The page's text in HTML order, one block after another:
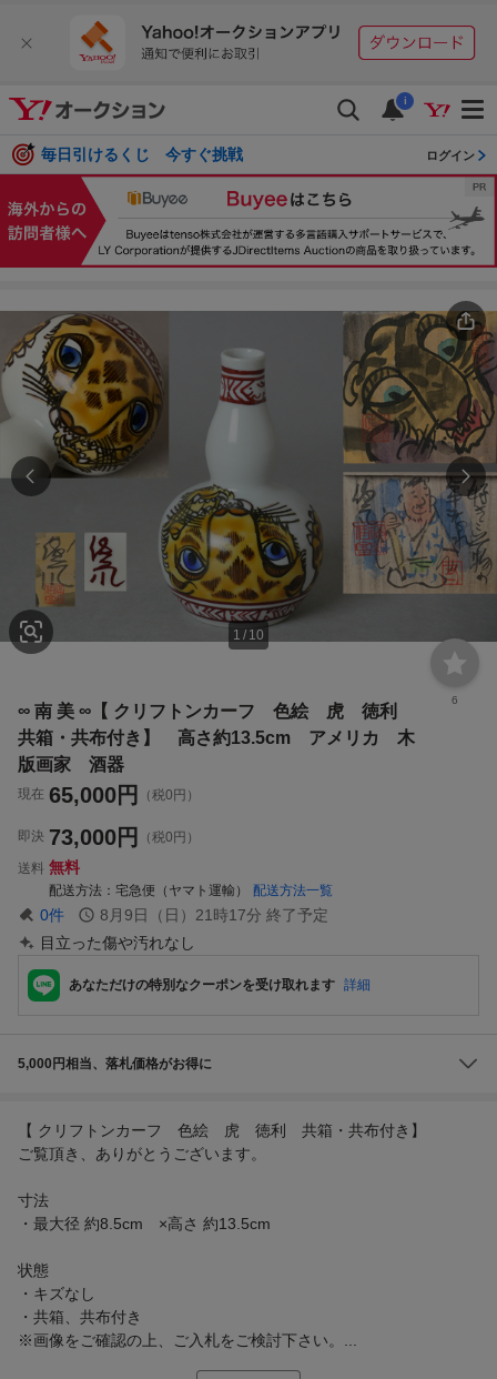
i
毎日引けるくじ 今すぐ挑戦 ログイン
1 / 10
6
∞ 南 美 ∞【 クリフトンカーフ 色絵 虎 徳利
共箱・共布付き】 高さ約13.5cm アメリカ 木
版画家 酒器
現在 65,000円 （税0円）
即決 73,000円
（税0円）
送料 無料
配送方法 宅急便（ヤマト運輸） 配送方法一覧
0件 8月9日（日）21時17分 終了予定
目立った傷や汚れなし
あなただけの特別なクーポンを受け取れます 詳細
5,000円相当、落札価格がお得に
【 クリフトンカーフ 色絵 虎 徳利 共箱・共布付き】
ご覧頂き、ありがとうございます。
寸法
・最大径 約8.5cm ×高さ 約13.5cm
状態
・キズなし
・共箱、共布付き
※画像をご確認の上、ご入札をご検討下さい。...